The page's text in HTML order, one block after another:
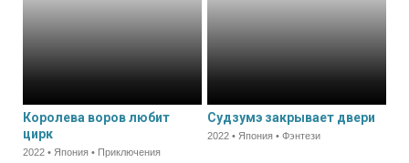
Королева воров любит
цирк
2022 • Япония • Приключения
Судзумэ закрывает двери
2022 • Япония • Фэнтези